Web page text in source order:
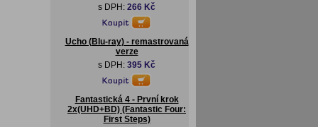
s DPH: 266 Kč
Ucho (Blu-ray) - remastrovaná
verze
s DPH: 395 Kč
Fantastická 4 - První krok
2x(UHD+BD) (Fantastic Four:
First Steps)